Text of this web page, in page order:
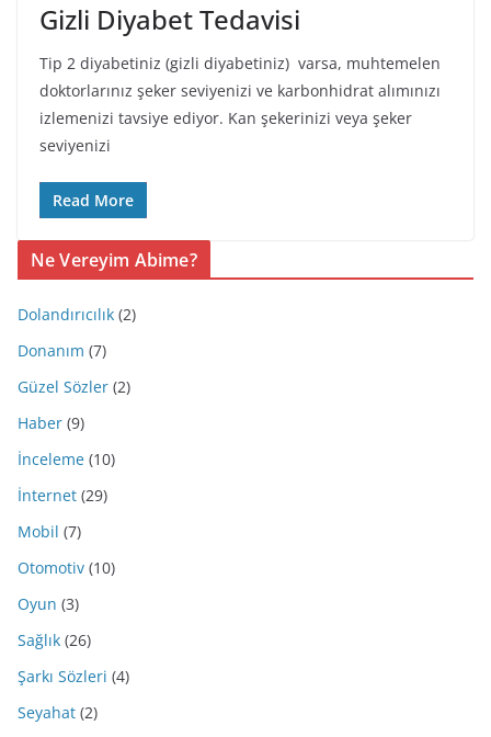
Gizli Diyabet Tedavisi
Tip 2 diyabetiniz (gizli diyabetiniz) varsa, muhtemelen
doktorlarınız şeker seviyenizi ve karbonhidrat alımınızı
izlemenizi tavsiye ediyor. Kan şekerinizi veya şeker
seviyenizi
Read More
Ne Vereyim Abime?
Dolandırıcılık (2)
Donanım (7)
Güzel Sözler (2)
Haber (9)
İnceleme (10)
İnternet (29)
Mobil (7)
Otomotiv (10)
Oyun (3)
Sağlık (26)
Şarkı Sözleri (4)
Seyahat (2)